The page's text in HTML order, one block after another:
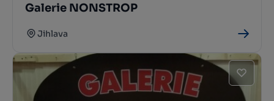
Galerie NONSTROP
Jihlava